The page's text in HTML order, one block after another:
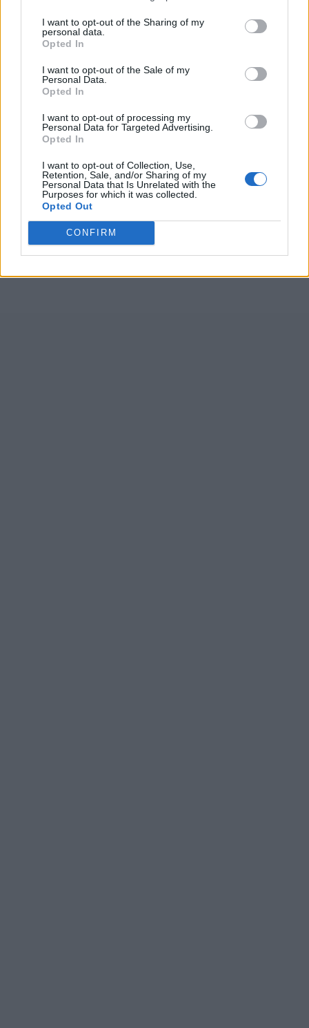
I want to opt-out of the Sharing of my
personal data.
Opted In
I want to opt-out of the Sale of my
Personal Data.
Opted In
I want to opt-out of processing my
Personal Data for Targeted Advertising.
Opted In
I want to opt-out of Collection, Use,
Retention, Sale, and/or Sharing of my
Personal Data that Is Unrelated with the
Purposes for which it was collected.
Opted Out
CONFIRM